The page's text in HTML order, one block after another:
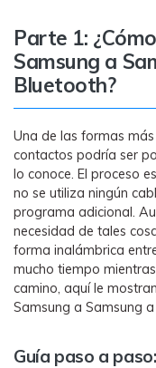
iOS y
Parte 1:
Samsung a
Bluetooth?
Una de las formas
contactos podría ser
lo conoce. El proceso
no se utiliza ningún
programa adicional.
necesidad de tales
forma inalámbrica
mucho tiempo
camino, aquí le
Samsung a Samsung
Guía paso a paso: